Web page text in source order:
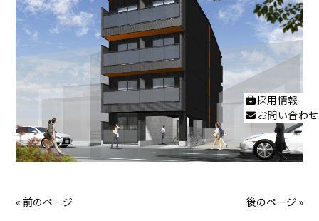
採用情報
お問い合わせ
« 前のページ 後のページ »